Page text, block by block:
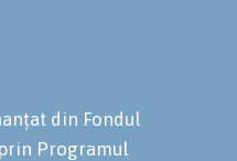
din Fondul
Programul